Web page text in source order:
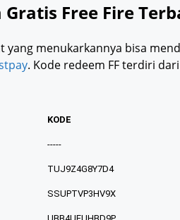
Gratis Free Fire
yang menukarkannya bisa
. Kode redeem FF terdiri
KODE
-----
TUJ9Z4G8Y7D4
SSUPTVP3HV9X